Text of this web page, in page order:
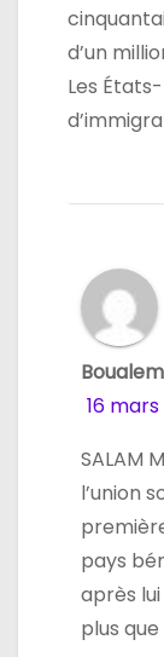
d’un
Les
Boualem
16 mars
SALAM
l’union
pays
après lui
plus